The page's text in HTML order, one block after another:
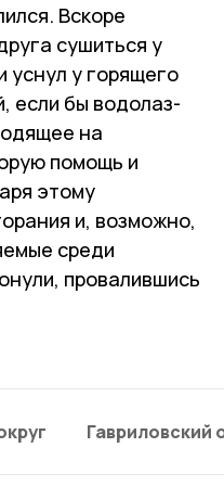
Вскоре
сушиться у
уснул у горящего
если бы водолаз-
на
помощь и
этому
и, возможно,
среди
провалившись
Гавриловский